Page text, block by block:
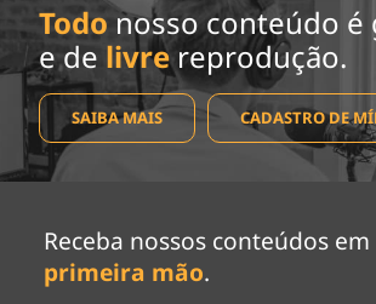
Todo nosso conteúdo
e de livrereprodução.
SAIBA MAIS CADASTRO DE
Receba nossos conteúdos em
primeira mão.